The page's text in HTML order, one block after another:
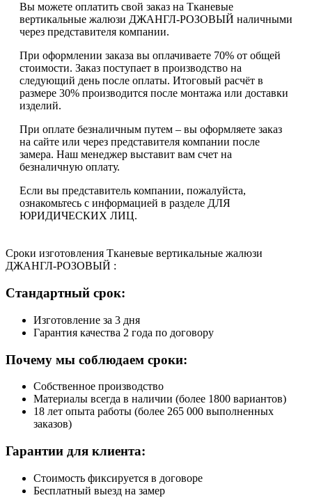
Вы можете оплатить свой заказ на Тканевые
вертикальные жалюзи ДЖАНГЛ-РОЗОВЫЙ наличными
через представителя компании.
При оформлении заказа вы оплачиваете 70% от общей
стоимости. Заказ поступает в производство на
следующий день после оплаты. Итоговый расчёт в
размере 30% производится после монтажа или доставки
изделий.
При оплате безналичным путем – вы оформляете заказ
на сайте или через представителя компании после
замера. Наш менеджер выставит вам счет на
безналичную оплату.
Если вы представитель компании, пожалуйста,
ознакомьтесь с информацией в разделе ДЛЯ
ЮРИДИЧЕСКИХ ЛИЦ.
Сроки изготовления Тканевые вертикальные жалюзи
ДЖАНГЛ-РОЗОВЫЙ :
Стандартный срок:
Изготовление за 3 дня
Гарантия качества 2 года по договору
Почему мы соблюдаем сроки:
Собственное производство
Материалы всегда в наличии (более 1800 вариантов)
18 лет опыта работы (более 265 000 выполненных
заказов)
Гарантии для клиента:
Стоимость фиксируется в договоре
Бесплатный выезд на замер